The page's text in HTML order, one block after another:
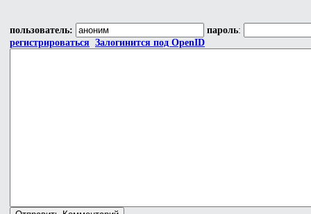
пользователь: пароль:
регистрироваться Залогинится под OpenID